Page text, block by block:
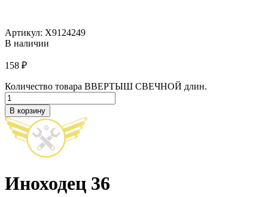
Артикул: X9124249
В наличии
158 ₽
Количество товара ВВЕРТЫШ СВЕЧНОЙ длин.
В корзину
Иноходец 36